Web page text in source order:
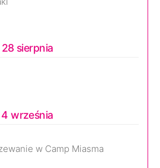
28 sierpnia
4 września
w Camp Miasma